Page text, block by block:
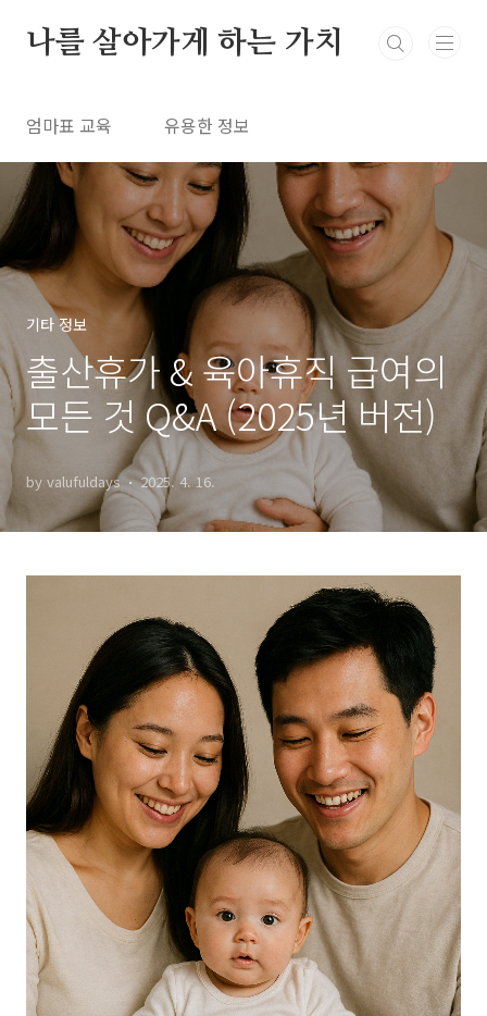
나를 살아가게 하는 가치
엄마표 교육 유용한 정보
기타 정보
출산휴가 & 육아휴직 급여의
모든 것 Q&A (2025년 버전)
by valufuldays 2025. 4. 16.